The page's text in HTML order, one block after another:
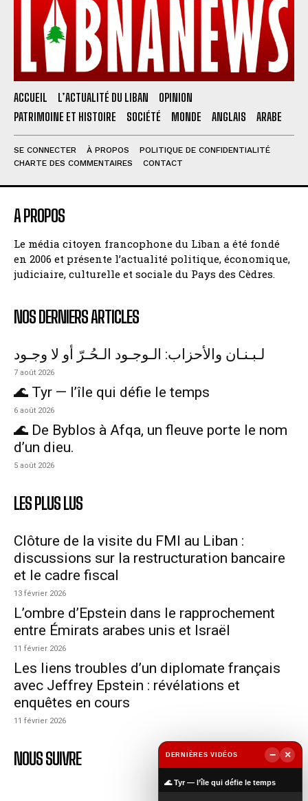
ACCUEIL L’ACTUALITÉ DU LIBAN
OPINION
PATRIMOINE ET HISTOIRE
SOCIÉTÉ MONDE ANGLAIS ARABE
SE CONNECTER À PROPOS
POLITIQUE DE CONFIDENTIALITÉ
CHARTE DES COMMENTAIRES
CONTACT
A PROPOS
Le média citoyen francophone du Liban a été fondé
en 2006 et présente l’actualité politique, économique,
judiciaire, culturelle et sociale du Pays des Cèdres.
NOS DERNIERS ARTICLES
لـبـنـان والأحزاب: الـوجـود الـحُـرّ أو لا وجـود
7 août 2026
🌊 Tyr — l’île qui défie le temps
6 août 2026
🌊 De Byblos à Afqa, un fleuve porte le nom
d’un dieu.
5 août 2026
LES PLUS LUS
Clôture de la visite du FMI au Liban :
discussions sur la restructuration bancaire
et le cadre fiscal
13 février 2026
L’ombre d’Epstein dans le rapprochement
entre Émirats arabes unis et Israël
11 février 2026
Les liens troubles d’un diplomate français
avec Jeffrey Epstein : révélations et
enquêtes en cours
11 février 2026
NOUS SUIVRE DERNIÈRES VIDÉOS −
×
🌊 Tyr — l’île qui défie le temps